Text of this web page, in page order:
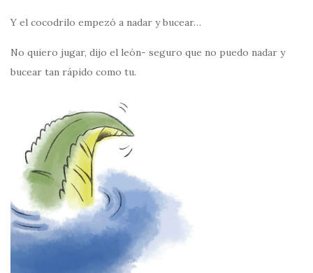
Y el cocodrilo empezó a nadar y bucear…
No quiero jugar, dijo el león- seguro que no puedo nadar y
bucear tan rápido como tu.